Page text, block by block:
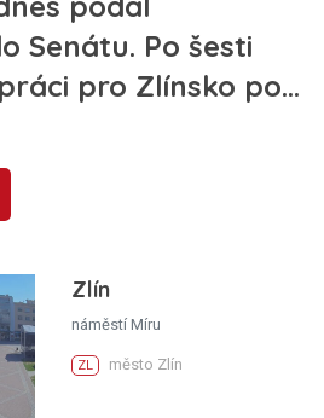
Zlín
náměstí Míru
ZL město Zlín